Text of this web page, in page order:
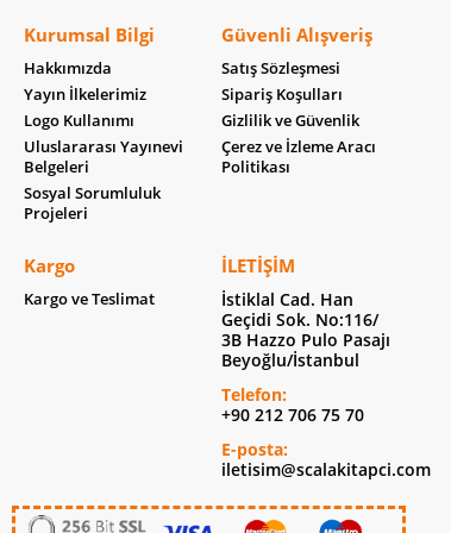
Kurumsal Bilgi
Hakkımızda
Yayın İlkelerimiz
Logo Kullanımı
Uluslararası Yayınevi
Belgeleri
Sosyal Sorumluluk
Projeleri
Güvenli Alışveriş
Satış Sözleşmesi
Sipariş Koşulları
Gizlilik ve Güvenlik
Çerez ve İzleme Aracı
Politikası
Kargo
Kargo ve Teslimat
İLETIŞIM
İstiklal Cad. Han
Geçidi Sok. No:116/
3B Hazzo Pulo Pasajı
Beyoğlu/İstanbul
Telefon:
+90 212 706 75 70
E-posta:
iletisim@scalakitapci.com